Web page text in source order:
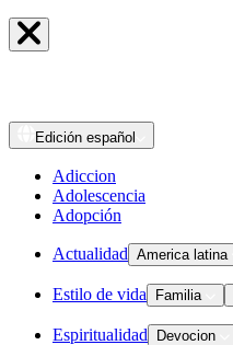
Edición español
Adiccion
Adolescencia
Adopción
Actualidad America latina
Estilo de vida Familia
Espiritualidad Devocion